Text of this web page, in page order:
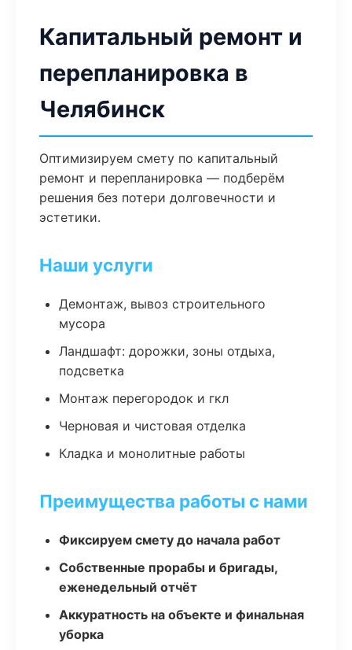
Капитальный ремонт и
перепланировка в
Челябинск
Оптимизируем смету по капитальный
ремонт и перепланировка — подберём
решения без потери долговечности и
эстетики.
Наши услуги
Демонтаж, вывоз строительного
мусора
Ландшафт: дорожки, зоны отдыха,
подсветка
Монтаж перегородок и гкл
Черновая и чистовая отделка
Кладка и монолитные работы
Преимущества работы с нами
Фиксируем смету до начала работ
Собственные прорабы и бригады,
еженедельный отчёт
Аккуратность на объекте и финальная
уборка